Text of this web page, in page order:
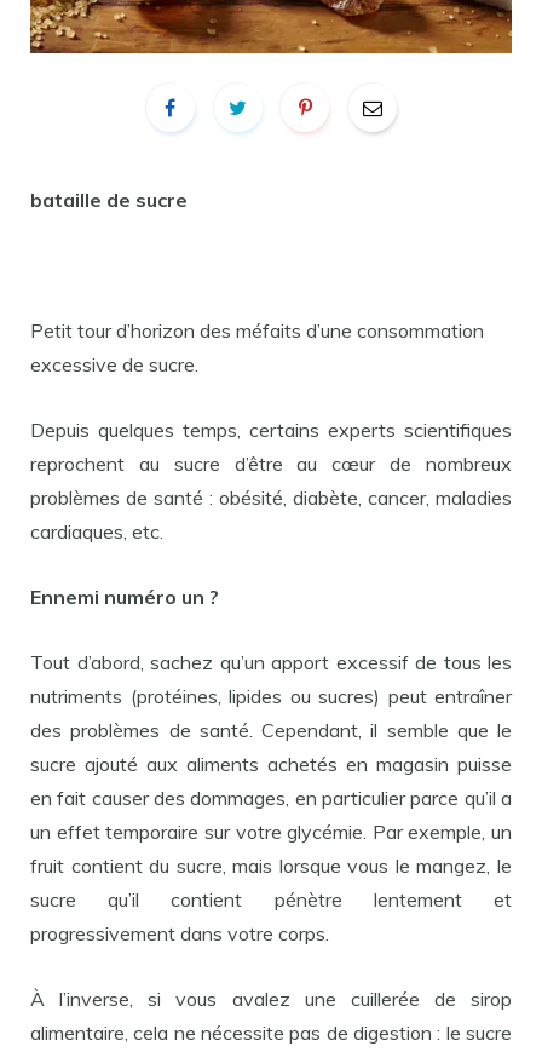
bataille de sucre
Petit tour d’horizon des méfaits d’une consommation
excessive de sucre.
Depuis quelques temps, certains experts scientifiques
reprochent au sucre d’être au cœur de nombreux
problèmes de santé : obésité, diabète, cancer, maladies
cardiaques, etc.
Ennemi numéro un ?
Tout d’abord, sachez qu’un apport excessif de tous les
nutriments (protéines, lipides ou sucres) peut entraîner
des problèmes de santé. Cependant, il semble que le
sucre ajouté aux aliments achetés en magasin puisse
en fait causer des dommages, en particulier parce qu’il a
un effet temporaire sur votre glycémie. Par exemple, un
fruit contient du sucre, mais lorsque vous le mangez, le
sucre qu’il contient pénètre lentement et
progressivement dans votre corps.
À l’inverse, si vous avalez une cuillerée de sirop
alimentaire, cela ne nécessite pas de digestion : le sucre